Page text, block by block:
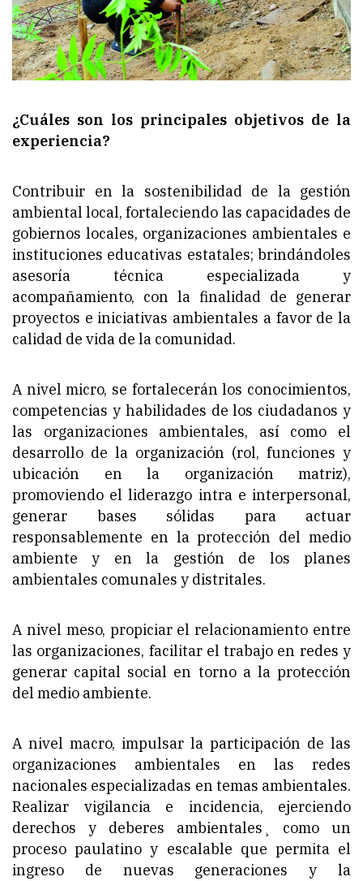
¿Cuáles son los principales objetivos de la
experiencia?
Contribuir en la sostenibilidad de la gestión
ambiental local, fortaleciendo las capacidades de
gobiernos locales, organizaciones ambientales e
instituciones educativas estatales; brindándoles
asesoría técnica especializada y
acompañamiento, con la finalidad de generar
proyectos e iniciativas ambientales a favor de la
calidad de vida de la comunidad.
A nivel micro, se fortalecerán los conocimientos,
competencias y habilidades de los ciudadanos y
las organizaciones ambientales, así como el
desarrollo de la organización (rol, funciones y
ubicación en la organización matriz),
promoviendo el liderazgo intra e interpersonal,
generar bases sólidas para actuar
responsablemente en la protección del medio
ambiente y en la gestión de los planes
ambientales comunales y distritales.
A nivel meso, propiciar el relacionamiento entre
las organizaciones, facilitar el trabajo en redes y
generar capital social en torno a la protección
del medio ambiente.
A nivel macro, impulsar la participación de las
organizaciones ambientales en las redes
nacionales especializadas en temas ambientales.
Realizar vigilancia e incidencia, ejerciendo
derechos y deberes ambientales¸ como un
proceso paulatino y escalable que permita el
ingreso de nuevas generaciones y la